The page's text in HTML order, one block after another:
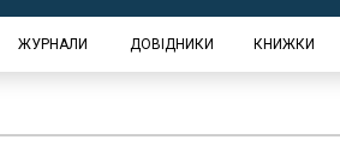
ЖУРНАЛИ ДОВІДНИКИ КНИЖКИ